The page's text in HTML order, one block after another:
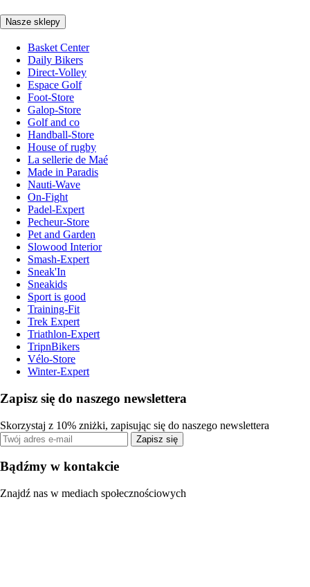
Nasze sklepy
Basket Center
Daily Bikers
Direct-Volley
Espace Golf
Foot-Store
Galop-Store
Golf and co
Handball-Store
House of rugby
La sellerie de Maé
Made in Paradis
Nauti-Wave
On-Fight
Padel-Expert
Pecheur-Store
Pet and Garden
Slowood Interior
Smash-Expert
Sneak'In
Sneakids
Sport is good
Training-Fit
Trek Expert
Triathlon-Expert
TripnBikers
Vélo-Store
Winter-Expert
Zapisz się do naszego newslettera
Skorzystaj z 10% zniżki, zapisując się do naszego newslettera
Zapisz się
Bądźmy w kontakcie
Znajdź nas w mediach społecznościowych